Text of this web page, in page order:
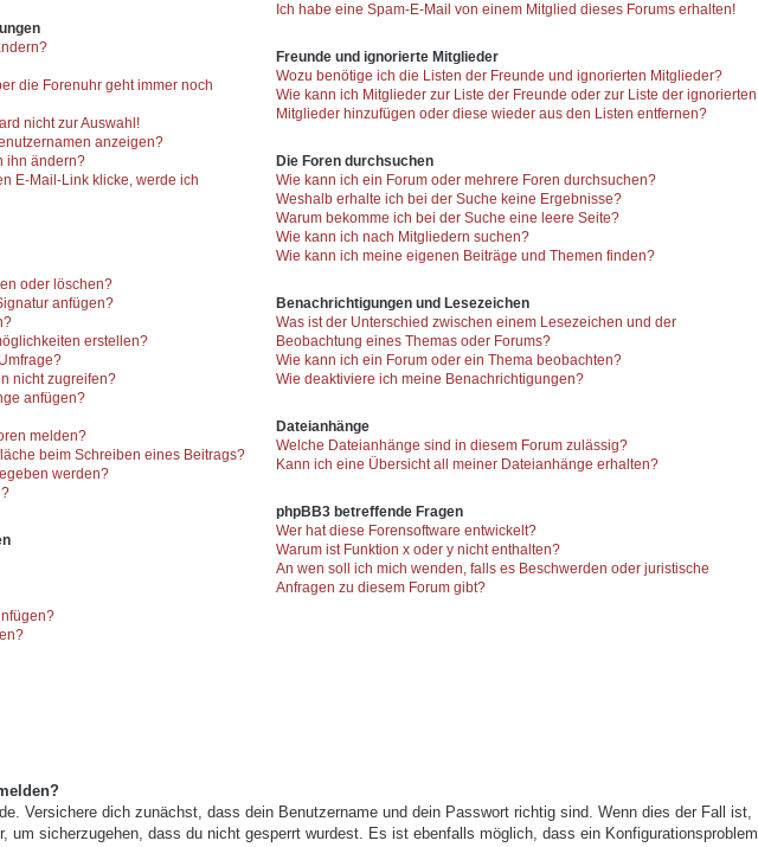
die Forenuhr geht immer noch
nicht zur Auswahl!
anzeigen?
ihn ändern?
E-Mail-Link klicke, werde ich
oder löschen?
anfügen?
erstellen?
nicht zugreifen?
anfügen?
melden?
beim Schreiben eines Beitrags?
werden?
Ich habe eine Spam-E-Mail von einem Mitglied dieses Forums erhalten!
Freunde und ignorierte Mitglieder
Wozu benötige ich die Listen der Freunde und ignorierten Mitglieder?
Wie kann ich Mitglieder zur Liste der Freunde oder zur Liste der ignorierten
Mitglieder hinzufügen oder diese wieder aus den Listen entfernen?
Die Foren durchsuchen
Wie kann ich ein Forum oder mehrere Foren durchsuchen?
Weshalb erhalte ich bei der Suche keine Ergebnisse?
Warum bekomme ich bei der Suche eine leere Seite?
Wie kann ich nach Mitgliedern suchen?
Wie kann ich meine eigenen Beiträge und Themen finden?
Benachrichtigungen und Lesezeichen
Was ist der Unterschied zwischen einem Lesezeichen und der
Beobachtung eines Themas oder Forums?
Wie kann ich ein Forum oder ein Thema beobachten?
Wie deaktiviere ich meine Benachrichtigungen?
Dateianhänge
Welche Dateianhänge sind in diesem Forum zulässig?
Kann ich eine Übersicht all meiner Dateianhänge erhalten?
phpBB3 betreffende Fragen
Wer hat diese Forensoftware entwickelt?
Warum ist Funktion x oder y nicht enthalten?
An wen soll ich mich wenden, falls es Beschwerden oder juristische
Anfragen zu diesem Forum gibt?
Versichere dich zunächst, dass dein Benutzername und dein Passwort richtig sind. Wenn dies der Fall ist,
um sicherzugehen, dass du nicht gesperrt wurdest. Es ist ebenfalls möglich, dass ein Konfigurationsproblem